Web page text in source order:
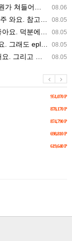
08.06
걸 전쟁준비라고 하…
08.05
때 출처 꼭 체크해요.…
08.05
채널 먼저 찾아봐요. …
08.05
먼저 찾아봐요. 북마크…
08.05
처 꼭 체크해요. 앞…
951,070 P
878,170 P
874,790 P
698,810 P
619,640 P